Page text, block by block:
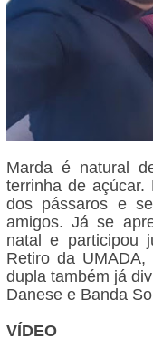
Marda é natural
terrinha de
dos pássaros e
amigos. Já se
natal e participou
Retiro da
dupla também já
Danese e Banda
VÍDEO